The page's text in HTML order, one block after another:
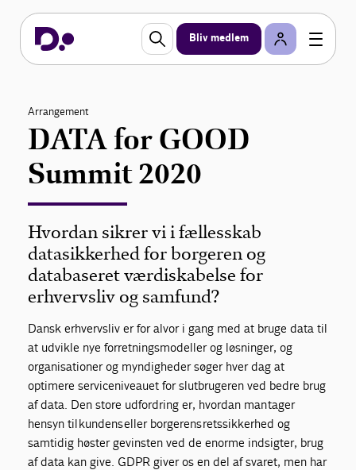
Bliv medlem
Arrangement
DATA for GOOD
Summit 2020
Hvordan sikrer vi i fællesskab
datasikkerhed for borgeren og
databaseret værdiskabelse for
erhvervsliv og samfund?
Dansk erhvervsliv er for alvor i gang med at bruge data til
at udvikle nye forretningsmodeller og løsninger, og
organisationer og myndigheder søger hver dag at
optimere serviceniveauet for slutbrugeren ved bedre brug
af data. Den store udfordring er, hvordan man tager
hensyn til kundens eller borgerens retssikkerhed og
samtidig høster gevinsten ved de enorme indsigter, brug
af data kan give. GDPR giver os en del af svaret, men har